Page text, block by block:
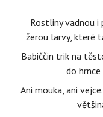
Rostliny vadnou
žerou larvy, které
Babiččin trik na
do
Ani mouka, ani